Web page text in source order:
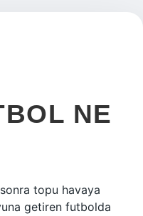
NE
topu havaya
getiren futbolda